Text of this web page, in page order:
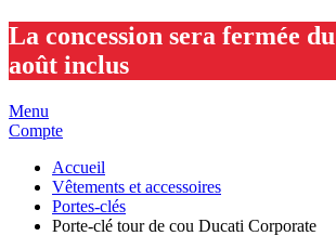
La concession sera fermée
août inclus
Menu
Compte
Accueil
Vêtements et accessoires
Portes-clés
Porte-clé tour de cou Ducati Corporate